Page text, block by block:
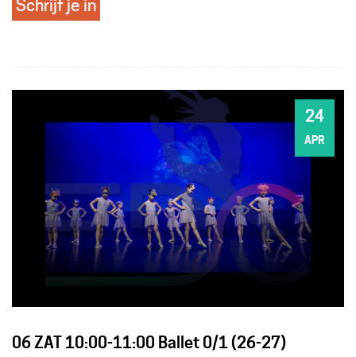
Schrijf je in
ZA24
APR
06 ZAT 10:00-11:00 Ballet 0/1 (26-27)